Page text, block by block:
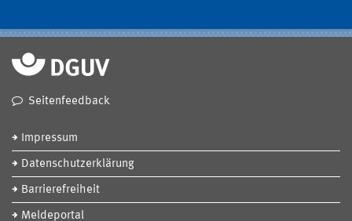
Seitenfeedback
Impressum
Datenschutzerklärung
Barrierefreiheit
Meldeportal